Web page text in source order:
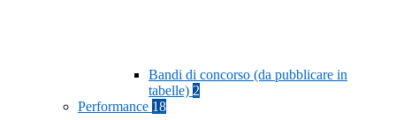
Bandi di concorso (da pubblicare in
tabelle) 2
Performance 18